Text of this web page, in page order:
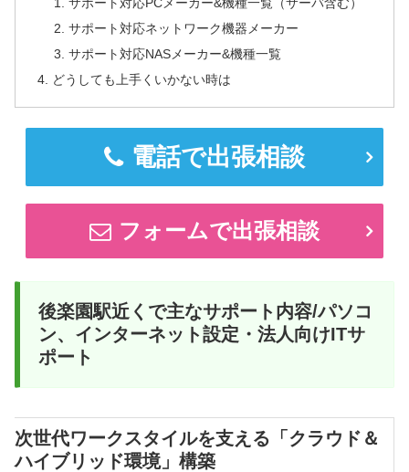
サポート対応PCメーカー&機種一覧（サーバ含む）
サポート対応ネットワーク機器メーカー
サポート対応NASメーカー&機種一覧
どうしても上手くいかない時は
電話で出張相談
フォームで出張相談
後楽園駅近くで主なサポート内容/パソコ
ン、インターネット設定・法人向けITサ
ポート
次世代ワークスタイルを支える「クラウド＆
ハイブリッド環境」構築